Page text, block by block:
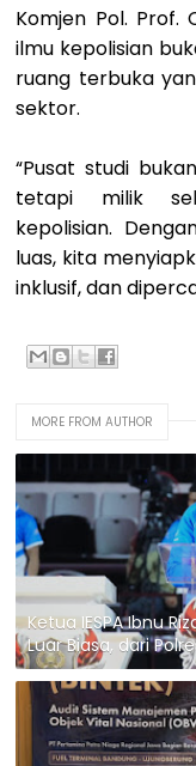
Komjen Pol. Prof.
ilmu kepolisian
ruang terbuka
sektor.
“Pusat studi
tetapi milik
kepolisian.
luas, kita
inklusif, dan
MORE FROM AUTHOR
Ketua IESPA Ibnu
Luar Biasa, dari